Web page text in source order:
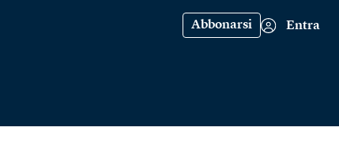
Abbonarsi Entra